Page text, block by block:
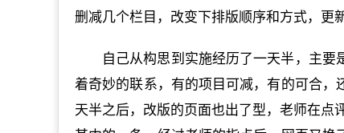
删减几个栏目，改变下排版顺序和方式，更
自己从构思到实施经历了一天半，主
着奇妙的联系，有的项目可减，有的可合
天半之后，改版的页面也出了型，老师在点